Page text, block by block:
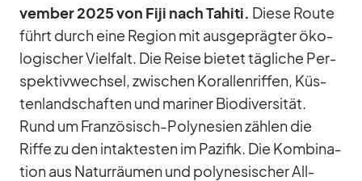
vem­ber 2025 von Fiji nach Ta­hiti. Diese Route
führt durch eine Re­gion mit aus­ge­präg­ter öko­
lo­gi­scher Viel­falt. Die Reise bie­tet täg­li­che Per­
spek­tiv­wech­sel, zwi­schen Ko­ral­len­rif­fen, Küs­
ten­land­schaf­ten und ma­ri­ner Bio­di­ver­si­tät.
Rund um Fran­zö­sisch-Po­ly­ne­sien zäh­len die
Riffe zu den in­tak­tes­ten im Pa­zi­fik. Die Kom­bi­na­
tion aus Na­tur­räu­men und po­ly­ne­si­scher All­